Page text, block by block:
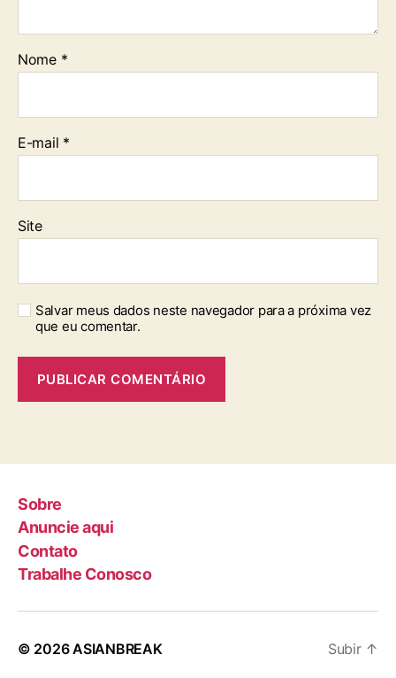
Nome *
E-mail *
Site
Salvar meus dados neste navegador para a próxima vez
que eu comentar.
Sobre
Anuncie aqui
Contato
Trabalhe Conosco
© 2026ASIANBREAK Subir ↑